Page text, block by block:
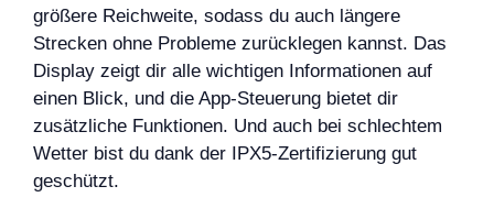
größere Reichweite, sodass du auch längere
Strecken ohne Probleme zurücklegen kannst. Das
Display zeigt dir alle wichtigen Informationen auf
einen Blick, und die App-Steuerung bietet dir
zusätzliche Funktionen. Und auch bei schlechtem
Wetter bist du dank der IPX5-Zertifizierung gut
geschützt.